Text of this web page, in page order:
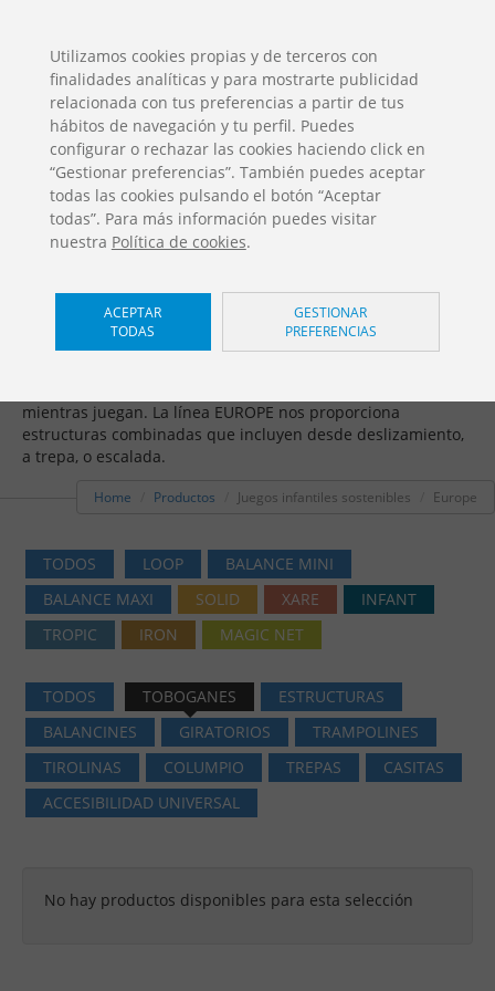
DESCARGAS
Catálogos Jolas
Juegos infantiles sostenibles /
Europe
mientras juegan. La línea EUROPE nos proporciona
estructuras combinadas que incluyen desde deslizamiento,
a trepa, o escalada.
Home Productos Juegos infantiles sostenibles Europe
TODOS LOOP
BALANCE MINI
BALANCE MAXI
SOLID XARE
INFANT
TROPIC
IRON MAGIC NET
TODOS TOBOGANES
ESTRUCTURAS
BALANCINES
GIRATORIOS
TRAMPOLINES
TIROLINAS
COLUMPIO TREPAS
CASITAS
ACCESIBILIDAD UNIVERSAL
No hay productos disponibles para esta selección
Utilizamos cookies propias y de terceros con
finalidades analíticas y para mostrarte publicidad
relacionada con tus preferencias a partir de tus
hábitos de navegación y tu perfil. Puedes
configurar o rechazar las cookies haciendo click en
“Gestionar preferencias”. También puedes aceptar
todas las cookies pulsando el botón “Aceptar
todas”. Para más información puedes visitar
nuestra Política de cookies.
ACEPTAR
TODAS
GESTIONAR
PREFERENCIAS